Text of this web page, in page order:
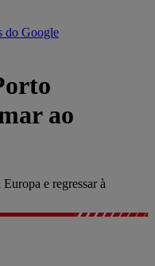
do Google
ao
e regressar à